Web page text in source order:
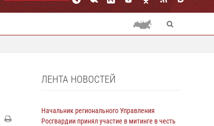
ЛЕНТА НОВОСТЕЙ
Начальник регионального Управления
Росгвардии принял участие в митинге в честь